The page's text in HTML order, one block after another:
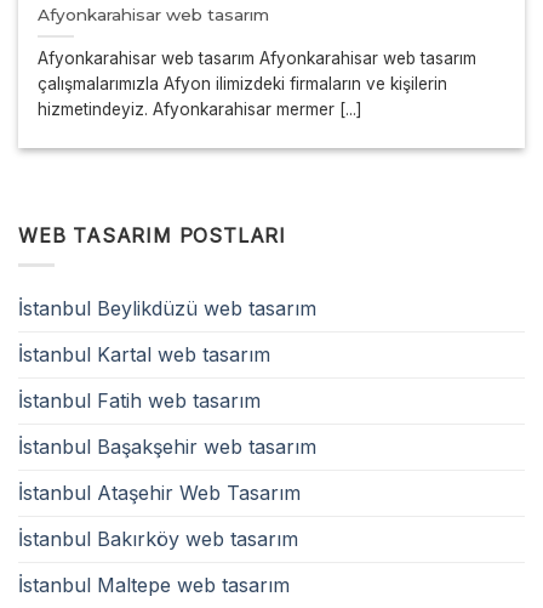
Afyonkarahisar web tasarım
Afyonkarahisar web tasarım Afyonkarahisar web tasarım
çalışmalarımızla Afyon ilimizdeki firmaların ve kişilerin
hizmetindeyiz. Afyonkarahisar mermer [...]
WEB TASARIM POSTLARI
İstanbul Beylikdüzü web tasarım
İstanbul Kartal web tasarım
İstanbul Fatih web tasarım
İstanbul Başakşehir web tasarım
İstanbul Ataşehir Web Tasarım
İstanbul Bakırköy web tasarım
İstanbul Maltepe web tasarım